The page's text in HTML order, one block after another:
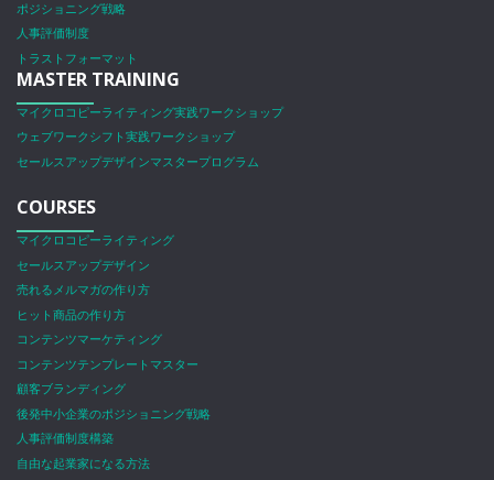
ポジショニング戦略
人事評価制度
トラストフォーマット
MASTER TRAINING
マイクロコピーライティング実践ワークショップ
ウェブワークシフト実践ワークショップ
セールスアップデザインマスタープログラム
COURSES
マイクロコピーライティング
セールスアップデザイン
売れるメルマガの作り方
ヒット商品の作り方
コンテンツマーケティング
コンテンツテンプレートマスター
顧客ブランディング
後発中小企業のポジショニング戦略
人事評価制度構築
自由な起業家になる方法